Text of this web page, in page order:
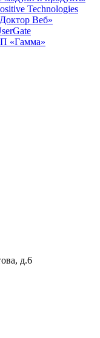
Technologies
Веб»
«Гамма»
д.6